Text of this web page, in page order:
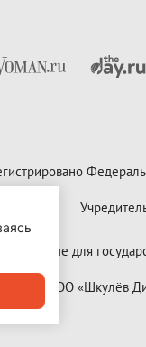
данные для
(с) ООО «Шкулёв